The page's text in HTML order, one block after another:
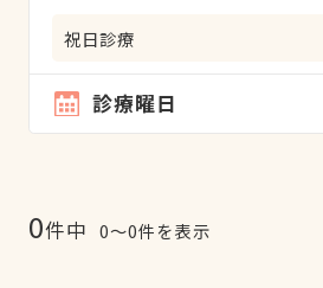
祝日診療
診療曜日
0件中 0〜0件を表示